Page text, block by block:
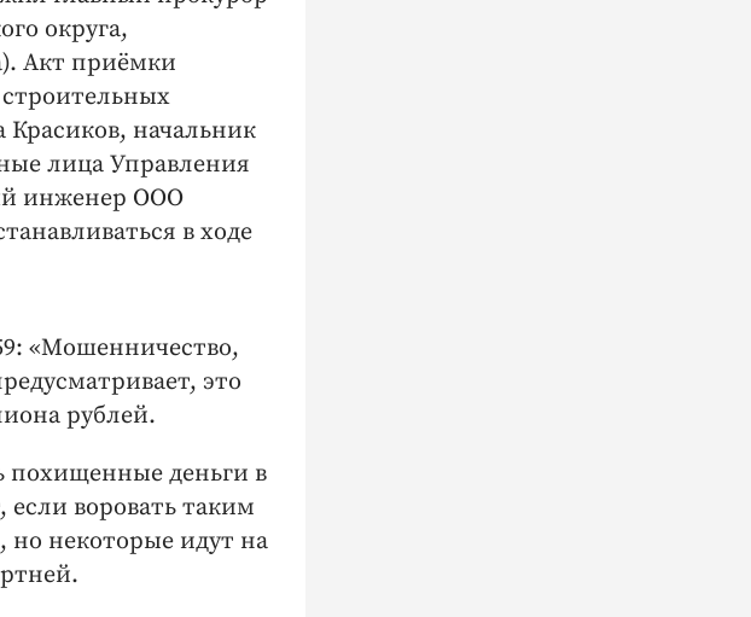
округа,
Акт приёмки
начальник
лица Управления
инженер ООО
в ходе
«Мошенничество,
это
рублей.
похищенные деньги в
воровать таким
но некоторые идут на